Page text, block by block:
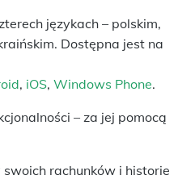
językach – polskim,
Dostępna jest na
, iOS, Windows Phone.
– za jej pomocą
swoich rachunków i historie